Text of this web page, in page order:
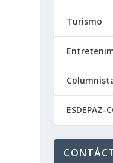
Turismo
ESDEPAZ-